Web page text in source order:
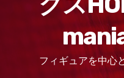
フィギュアを中心